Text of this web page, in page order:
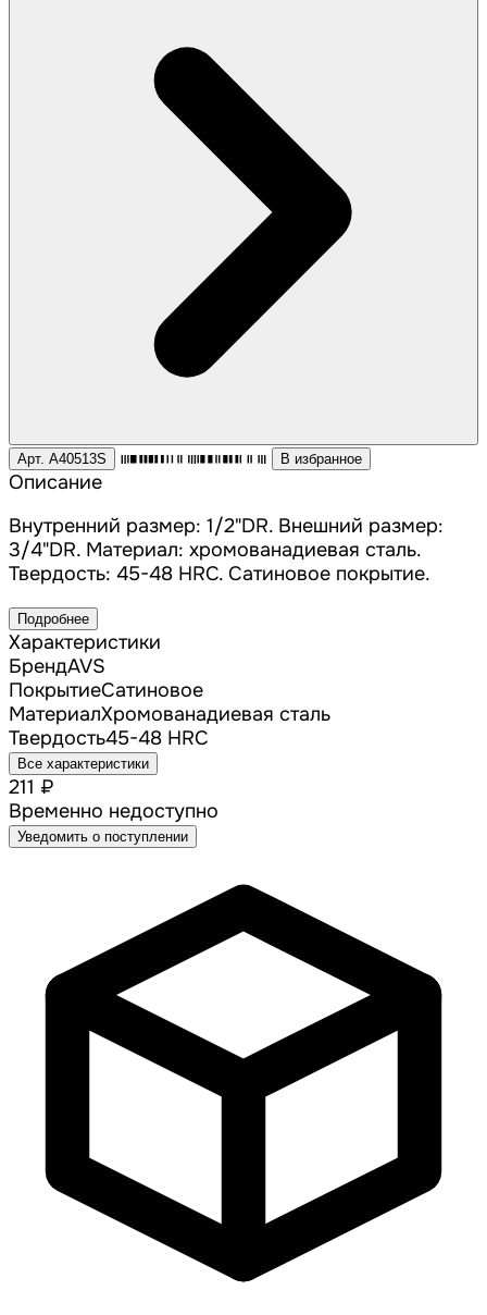
Арт. A40513S В избранное
Описание
Внутренний размер: 1/2"DR. Внешний размер:
3/4"DR. Материал: хромованадиевая сталь.
Твердость: 45-48 HRC. Сатиновое покрытие.
Подробнее
Характеристики
БрендAVS
ПокрытиеСатиновое
МатериалХромованадиевая сталь
Твердость45-48 HRC
Все характеристики
211 ₽
Временно недоступно
Уведомить о поступлении